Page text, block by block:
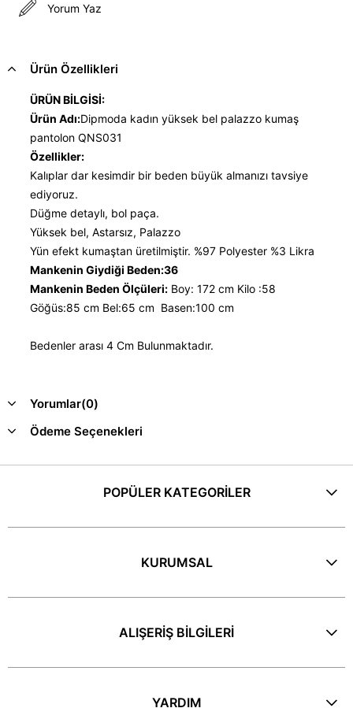
Yorum Yaz
Ürün Özellikleri
ÜRÜN BİLGİSİ:
Ürün Adı:Dipmoda kadın yüksek bel palazzo kumaş
pantolon QNS031
Özellikler:
Kalıplar dar kesimdir bir beden büyük almanızı tavsiye
ediyoruz.
Düğme detaylı, bol paça.
Yüksek bel, Astarsız, Palazzo
Yün efekt kumaştan üretilmiştir. %97 Polyester %3 Likra
Mankenin Giydiği Beden:36
Mankenin Beden Ölçüleri: Boy: 172 cm Kilo :58
Göğüs:85 cm Bel:65 cm Basen:100 cm
Bedenler arası 4 Cm Bulunmaktadır.
Yorumlar(0)
Ödeme Seçenekleri
POPÜLER KATEGORİLER
KURUMSAL
ALIŞERİŞ BİLGİLERİ
YARDIM